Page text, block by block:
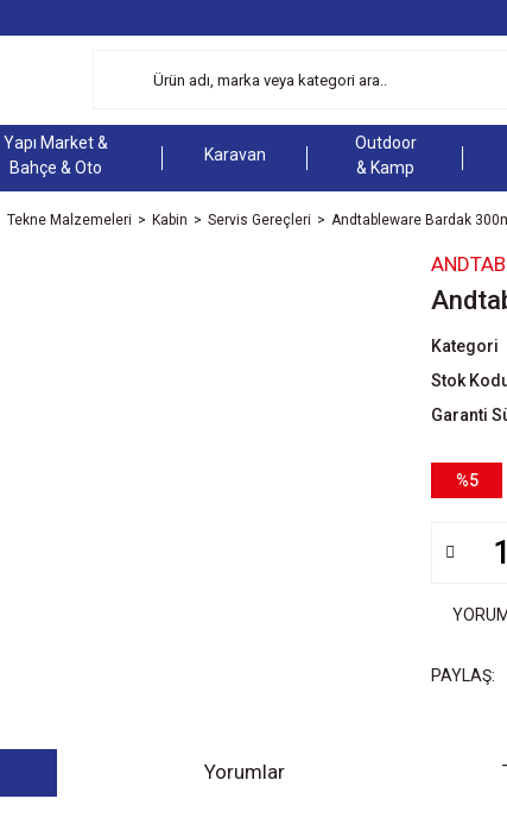
Yapı Market &
Bahçe & Oto
Karavan
Outdoor
& Kamp
Tekne Malzemeleri Kabin Servis Gereçleri Andtableware Bardak
Kategori
Stok
Garanti
%5
PAYLAŞ:
Yorumlar